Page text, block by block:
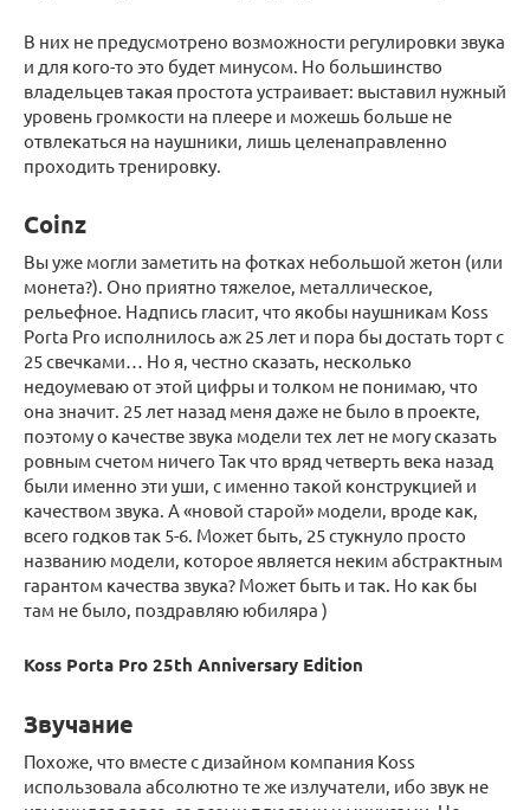
В них не предусмотрено возможности регулировки звука
и для кого-то это будет минусом. Но большинство
владельцев такая простота устраивает: выставил нужный
уровень громкости на плеере и можешь больше не
отвлекаться на наушники, лишь целенаправленно
проходить тренировку.
Coinz
Вы уже могли заметить на фотках небольшой жетон (или
монета?). Оно приятно тяжелое, металлическое,
рельефное. Надпись гласит, что якобы наушникам Koss
Porta Pro исполнилось аж 25 лет и пора бы достать торт с
25 свечками… Но я, честно сказать, несколько
недоумеваю от этой цифры и толком не понимаю, что
она значит. 25 лет назад меня даже не было в проекте,
поэтому о качестве звука модели тех лет не могу сказать
ровным счетом ничего Так что вряд четверть века назад
были именно эти уши, с именно такой конструкцией и
качеством звука. А «новой старой» модели, вроде как,
всего годков так 5-6. Может быть, 25 стукнуло просто
названию модели, которое является неким абстрактным
гарантом качества звука? Может быть и так. Но как бы
там не было, поздравляю юбиляра )
Koss Porta Pro 25th Anniversary Edition
Звучание
Похоже, что вместе с дизайном компания Koss
использовала абсолютно те же излучатели, ибо звук не